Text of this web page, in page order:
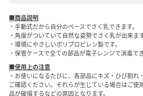
■商品説明
・手動式だから自分のペースでさく乳できます。
・角度がついていて自然な姿勢でさく乳が出来ます
・環境にやさしいポリプロピレン製です。
・保管ケースで全ての部品が電子レンジで消毒でき
■使用上の注意
・お使いになるたびに、各部品にキズ・ひび割れ
ご確認ください。それらが生じている場合はご使
品が破損するなどの原因となります。